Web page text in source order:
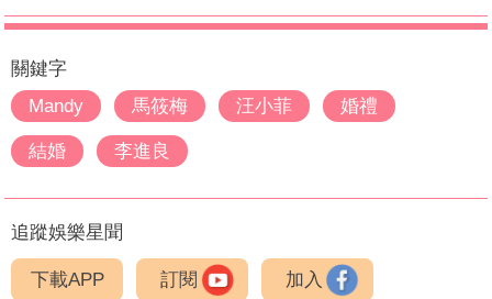
關鍵字
Mandy
馬筱梅 汪小菲 婚禮
結婚 李進良
追蹤娛樂星聞
下載APP 訂閱 加入